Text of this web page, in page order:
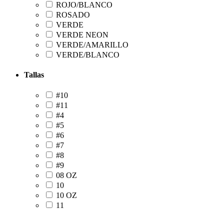
ROJO/BLANCO
ROSADO
VERDE
VERDE NEON
VERDE/AMARILLO
VERDE/BLANCO
Tallas
#10
#11
#4
#5
#6
#7
#8
#9
08 OZ
10
10 OZ
11